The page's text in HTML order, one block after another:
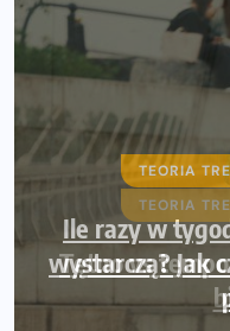
TEORIA
Ile razy w
wystarczą? Jak